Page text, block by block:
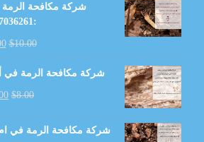
شركة مكافحة
:0507036261
$10.00
شركة مكافحة الرمة في أبوظبي
$8.00
شركة مكافحة الرمة في ام